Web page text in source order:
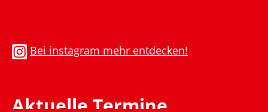
Bei instagram mehr entdecken!
Aktuelle Termine